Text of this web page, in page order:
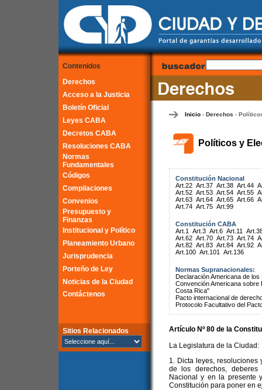
Contenidos
Derechos
Acceso a la Justicia
Boletín Oficial
Leyes CABA
Decretos CABA
Resoluciones CABA
Normas
Fundamentales
Códigos
Compilaciones
Convenios
Presupuesto y
Finanzas
Institucional y Político
Planeamiento Urbano
Jurisprudencia
Porteño de Ley
Noticias de la Ciudad
Contáctenos
Sitios Relacionados
Inicio- Derechos -
Políticos y
Constitución Nacional
Art.22 Art.37 Art.38 Art.44
Art.52 Art.53 Art.54 Art.55
Art.63 Art.64 Art.65 Art.66
Art.74 Art.75 Art.99
Constitución CABA
Art.1
Art.3 Art.6 Art.11
Art.62 Art.70 Art.73 Art.74
Art.82 Art.83 Art.84 Art.92
Art.100 Art.101 Art.136
Normas Supranacionales:
Declaración Americana de
Convención Americana
Costa Rica"
Pacto internacional de
Protocolo Facultativo del
Artículo Nº 80 de la
La Legislatura de la Ciudad:
1. Dicta leyes,
de los derechos,
Nacional y en la presente
Constitución para poner en